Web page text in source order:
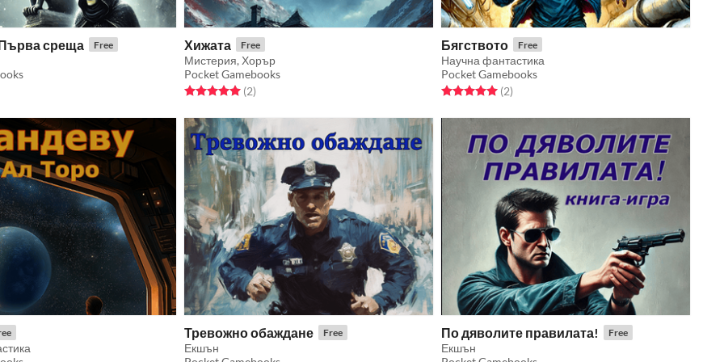
среща Free
5 starsratings
Хижата Free
Мистерия, Хорър
Pocket Gamebooks
Rated 5.0 out of 5 stars
(2total ratings
)
Бягството Free
Научна фантастика
Pocket Gamebooks
Rated 5.0 out of 5 stars
(2total ratings
)
Тревожно обаждане Free
Екшън
По дяволите правилата! Free
Екшън